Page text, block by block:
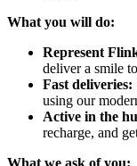
What you will do:
Represent
deliver a smile
Fast deliveries:
using our
Active in the
recharge, and
What we ask of you: